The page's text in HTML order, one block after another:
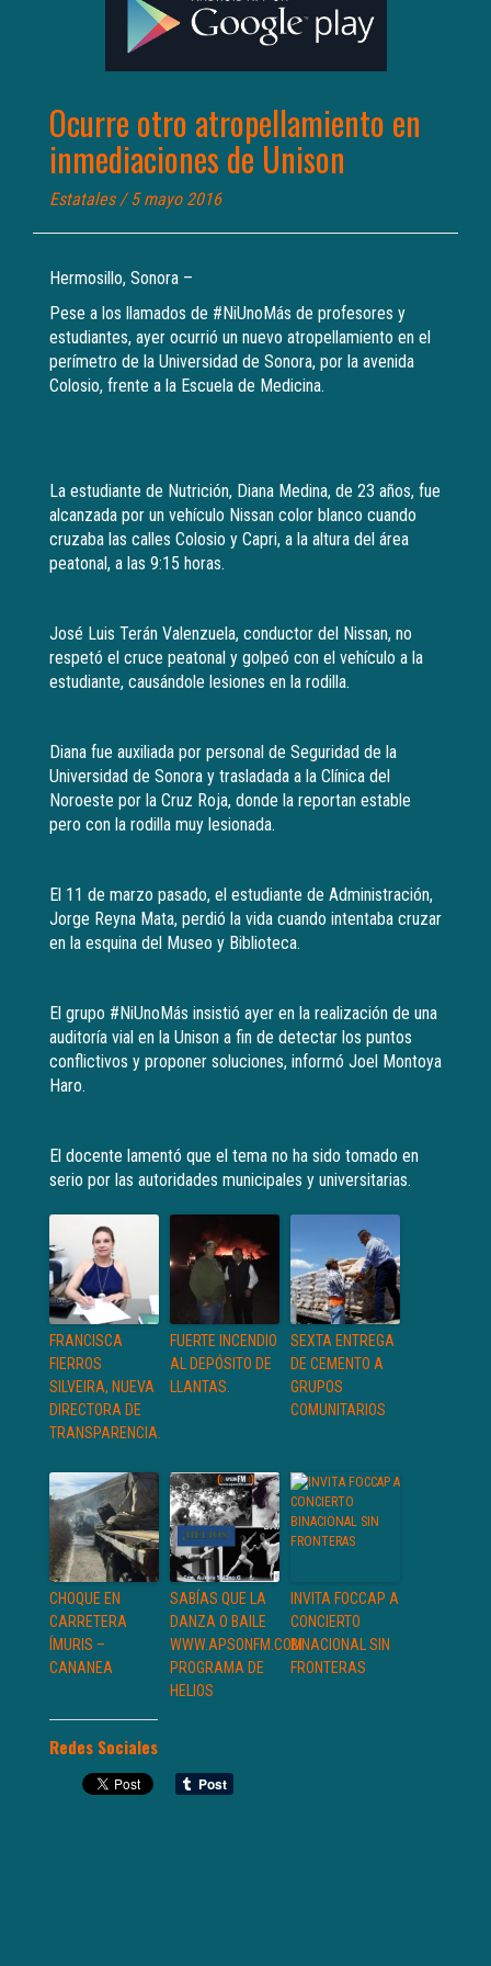
Ocurre otro atropellamiento en
inmediaciones de Unison
Estatales/ 5 mayo 2016
Hermosillo, Sonora –
Pese a los llamados de #NiUnoMás de profesores y
estudiantes, ayer ocurrió un nuevo atropellamiento en el
perímetro de la Universidad de Sonora, por la avenida
Colosio, frente a la Escuela de Medicina.
La estudiante de Nutrición, Diana Medina, de 23 años, fue
alcanzada por un vehículo Nissan color blanco cuando
cruzaba las calles Colosio y Capri, a la altura del área
peatonal, a las 9:15 horas.
José Luis Terán Valenzuela, conductor del Nissan, no
respetó el cruce peatonal y golpeó con el vehículo a la
estudiante, causándole lesiones en la rodilla.
Diana fue auxiliada por personal de Seguridad de la
Universidad de Sonora y trasladada a la Clínica del
Noroeste por la Cruz Roja, donde la reportan estable
pero con la rodilla muy lesionada.
El 11 de marzo pasado, el estudiante de Administración,
Jorge Reyna Mata, perdió la vida cuando intentaba cruzar
en la esquina del Museo y Biblioteca.
El grupo #NiUnoMás insistió ayer en la realización de una
auditoría vial en la Unison a fin de detectar los puntos
conflictivos y proponer soluciones, informó Joel Montoya
Haro.
El docente lamentó que el tema no ha sido tomado en
serio por las autoridades municipales y universitarias.
FRANCISCA
FIERROS
SILVEIRA, NUEVA
DIRECTORA DE
TRANSPARENCIA.
FUERTE INCENDIO
AL DEPÓSITO DE
LLANTAS.
SEXTA ENTREGA
DE CEMENTO A
GRUPOS
COMUNITARIOS
CHOQUE EN
CARRETERA
ÍMURIS –
CANANEA
SABÍAS QUE LA
DANZA O BAILE
WWW.APSONFM.COM
PROGRAMA DE
HELIOS
INVITA FOCCAP A
CONCIERTO
BINACIONAL SIN
FRONTERAS
Redes Sociales